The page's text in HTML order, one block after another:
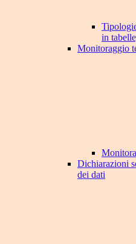
in
Monitoraggio
Dichiarazioni
dei dati